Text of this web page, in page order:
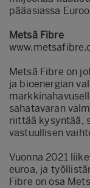
pääasiassa
Metsä Fibre
Metsä Fibre on
ja bioenergian
sahatavaran
riittää kysyntää,
vastuullisen
Vuonna 2021
euroa, ja
Fibre on osa